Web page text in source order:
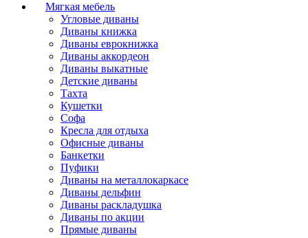
Мягкая мебель
Угловые диваны
Диваны книжка
Диваны еврокнижка
Диваны аккордеон
Диваны выкатные
Детские диваны
Тахта
Кушетки
Софа
Кресла для отдыха
Офисные диваны
Банкетки
Пуфики
Диваны на металлокаркасе
Диваны дельфин
Диваны раскладушка
Диваны по акции
Прямые диваны